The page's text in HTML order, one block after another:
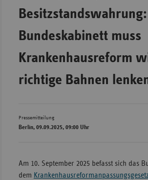
Besitzstandswahrung:
Bundeskabinett muss
Krankenhausreform
richtige Bahnen
Pressemitteilung
Berlin, 09.09.2025, 09:00 Uhr
Am 10. September 2025 befasst sich das
dem